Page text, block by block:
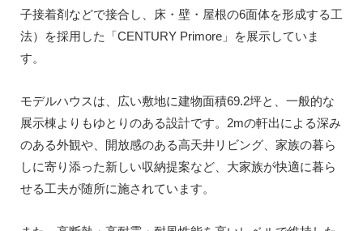
子接着剤などで接合し、床・壁・屋根の6面体を形成する工
法）を採用した「CENTURY Primore」を展示していま
す。
モデルハウスは、広い敷地に建物面積69.2坪と、一般的な
展示棟よりもゆとりのある設計です。2mの軒出による深み
のある外観や、開放感のある高天井リビング、家族の暮ら
しに寄り添った新しい収納提案など、大家族が快適に暮ら
せる工夫が随所に施されています。